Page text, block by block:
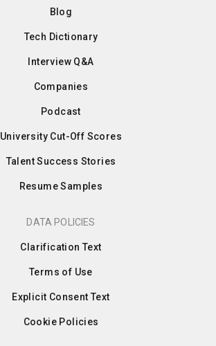
Blog
Tech Dictionary
Interview Q&A
Companies
Podcast
University Cut-Off Scores
Talent Success Stories
Resume Samples
DATA POLICIES
Clarification Text
Terms of Use
Explicit Consent Text
Cookie Policies